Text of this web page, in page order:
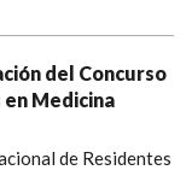
del Concurso
Medicina
de Residentes